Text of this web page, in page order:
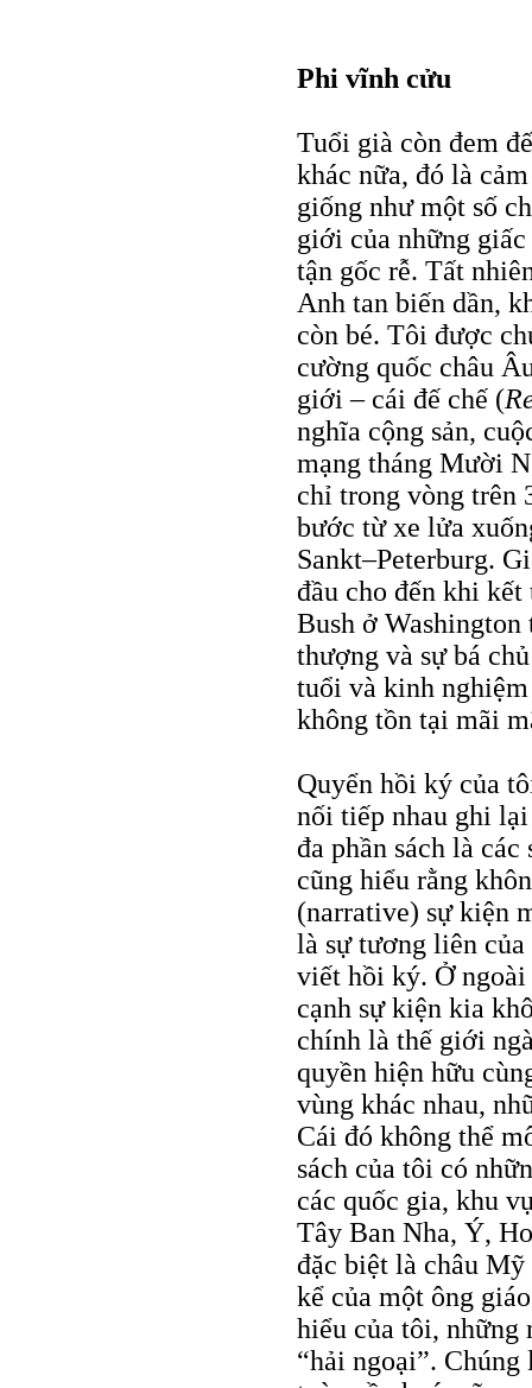
Phi vĩnh cửu
Tuổi già còn đem
khác nữa, đó là
giống như một số
giới của những
tận gốc rễ. Tất
Anh tan biến dần,
còn bé. Tôi được
cường quốc châu
giới – cái đế chế (
nghĩa cộng sản,
mạng tháng Mười
chỉ trong vòng trên
bước từ xe lửa
Sankt–Peterburg.
đầu cho đến khi
Bush ở
thượng và sự bá
tuổi và kinh
không tồn tại mãi
Quyển hồi ký của
nối tiếp nhau ghi
đa phần sách là
cũng hiểu rằng
(narrative) sự kiện
là sự tương liên
viết hồi ký. Ở
cạnh sự kiện kia
chính là thế giới
quyền hiện hữu
vùng khác nhau,
Cái đó không thể
sách của tôi có
các quốc gia, khu
Tây Ban Nha, Ý,
đặc biệt là châu
kể của một ông
hiểu của tôi, những
“hải ngoại”.